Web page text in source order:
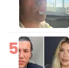
5